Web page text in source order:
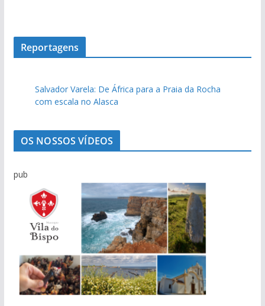
d
í
c
a
Reportagens
Salvador Varela: De África para a Praia da Rocha
com escala no Alasca
OS NOSSOS VÍDEOS
pub